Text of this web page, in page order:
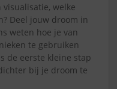
welke
Deel jouw droom in
weten hoe je van
te gebruiken
de eerste kleine stap
bij je droom te